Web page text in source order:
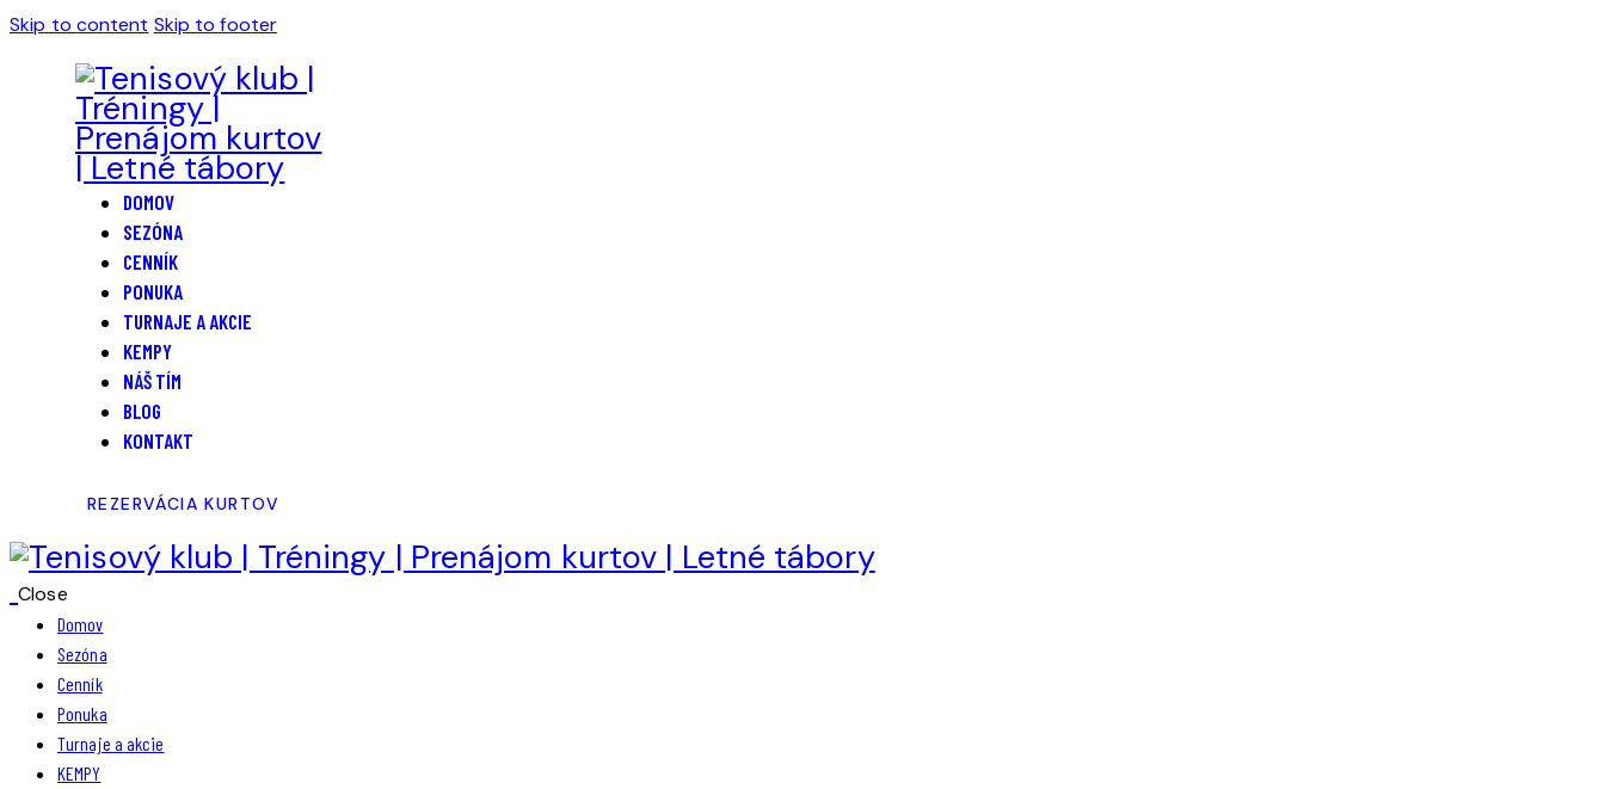
Skip to content Skip to footer
DOMOV
SEZÓNA
CENNÍK
PONUKA
TURNAJE A AKCIE
KEMPY
NÁŠ TÍM
BLOG
KONTAKT
REZERVÁCIA KURTOV
Close
Domov
Sezóna
Cenník
Ponuka
Turnaje a akcie
KEMPY